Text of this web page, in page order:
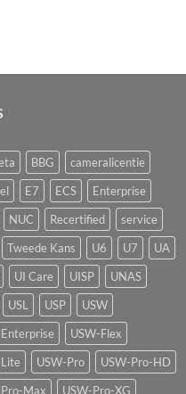
BBG
cameralicentie
E7 ECS
Enterprise
NUC Recertified
service
Tweede Kans U6 U7
UA
UI Care UISP
UNAS
USL USP
USW
USW-Flex
USW-Pro
USW-Pro-HD
Max
USW-Pro-XG